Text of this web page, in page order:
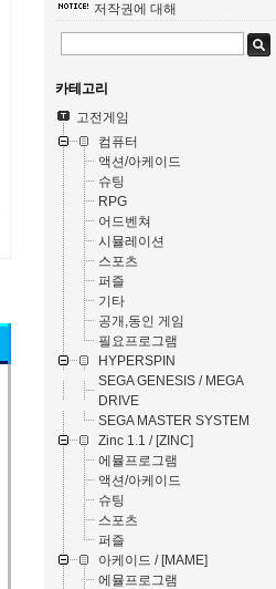
저작권에 대해
카테고리
고전게임
컴퓨터
액션/아케이드
슈팅
RPG
어드벤쳐
시뮬레이션
스포츠
퍼즐
기타
공개,동인 게임
필요프로그램
HYPERSPIN
SEGA GENESIS / MEGA
DRIVE
SEGA MASTER SYSTEM
Zinc 1.1 / [ZINC]
에뮬프로그램
액션/아케이드
슈팅
스포츠
퍼즐
아케이드 / [MAME]
에뮬프로그램